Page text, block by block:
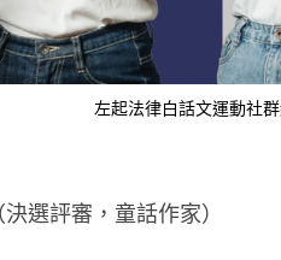
左起法律白話文運動社
選評審，童話作家）